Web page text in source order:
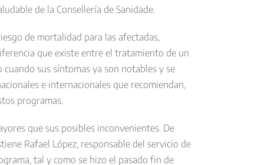
de la Consellería de Sanidade.
de mortalidad para las afectadas,
que existe entre el tratamiento de un
sus síntomas ya son notables y se
e internacionales que recomiendan,
programas.
que sus posibles inconvenientes. De
Rafael López, responsable del servicio de
tal y como se hizo el pasado fin de